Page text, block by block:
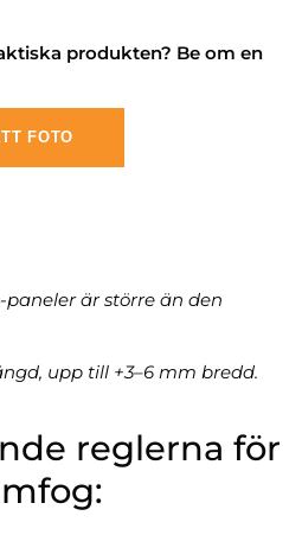
produkten? Be om en
FOTO
paneler är större än den
upp till +3–6 mm bredd.
reglerna för